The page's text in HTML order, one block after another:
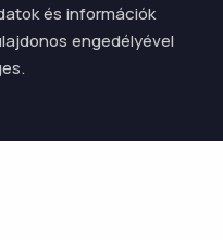
és információk
engedélyével